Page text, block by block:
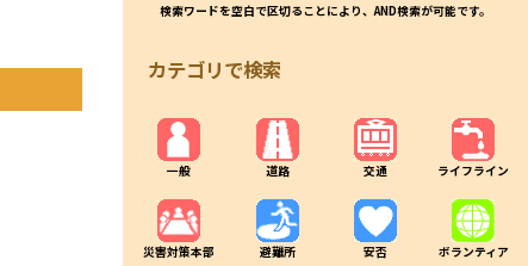
検索ワードを空白で区切ることにより、AND検索が可能です。
カテゴリで検索
一般 道路 交通 ライフライン
災害対策本部 避難所 安否 ボランティア